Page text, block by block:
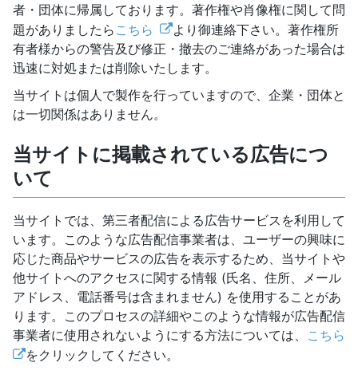
者・団体に帰属しております。著作権や肖像権に関して問
題がありましたら こちら
より御連絡下さい。著作権所
有者様からの警告及び修正・撤去のご連絡があった場合は
迅速に対処または削除いたします。
当サイトは個人で製作を行っていますので、企業・団体と
は一切関係はありません。
当サイトに掲載されている広告につ
いて
当サイトでは、第三者配信による広告サービスを利用して
います。このような広告配信事業者は、ユーザーの興味に
応じた商品やサービスの広告を表示するため、当サイトや
他サイトへのアクセスに関する情報 (氏名、住所、メール
アドレス、電話番号は含まれません) を使用することがあ
ります。このプロセスの詳細やこのような情報が広告配信
事業者に使用されないようにする方法については、 こちら
をクリックしてください。